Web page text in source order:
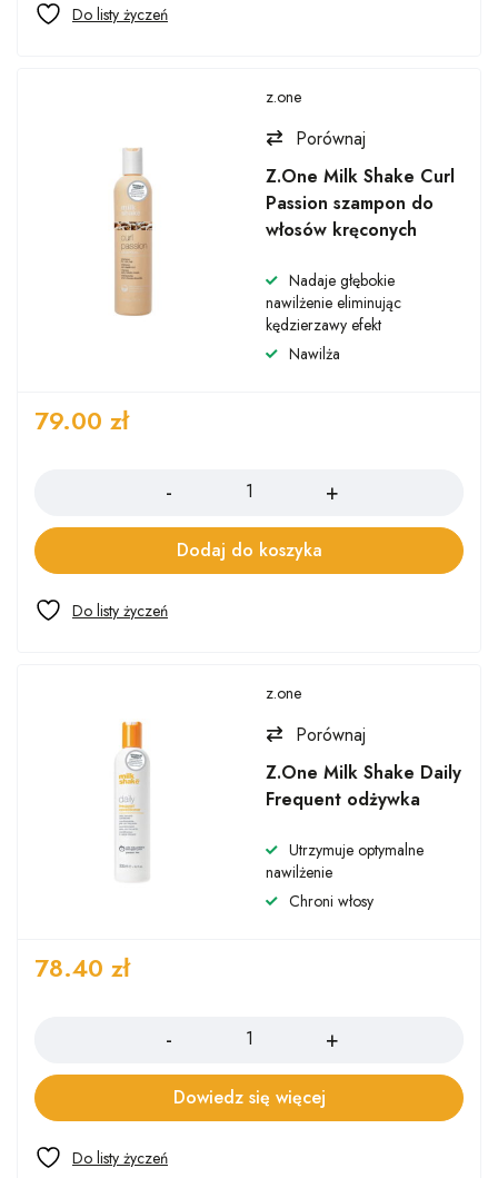
z.one
Porównaj
Z.One Milk Shake Curl
Passion szampon do
włosów kręconych
Nadaje głębokie
nawilżenie eliminując
kędzierzawy efekt
Nawilża
79.00 zł
Dodaj do koszyka
z.one
Porównaj
Z.One Milk Shake Daily
Frequent odżywka
Utrzymuje optymalne
nawilżenie
Chroni włosy
78.40 zł
Dowiedz się więcej